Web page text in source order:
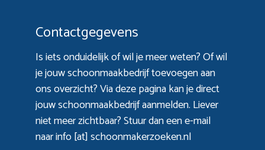
Contactgegevens
Is iets onduidelijk of wil je meer weten? Of wil
je jouw schoonmaakbedrijf toevoegen aan
ons overzicht? Viadeze paginakan je direct
jouw schoonmaakbedrijf aanmelden. Liever
niet meer zichtbaar? Stuur dan een e-mail
naar info [at] schoonmakerzoeken.nl